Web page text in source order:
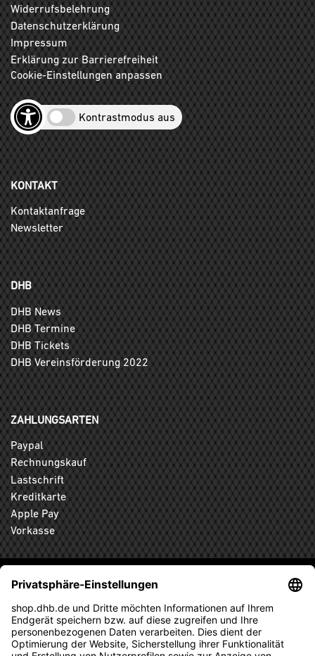
Widerrufsbelehrung
Datenschutzerklärung
Impressum
Erklärung zur Barrierefreiheit
Cookie-Einstellungen anpassen
Kontrastmodus aus
KONTAKT
Kontaktanfrage
Newsletter
DHB
DHB News
DHB Termine
DHB Tickets
DHB Vereinsförderung 2022
ZAHLUNGSARTEN
Paypal
Rechnungskauf
Lastschrift
Kreditkarte
Apple Pay
Vorkasse
ABONNIEREN SIE DEN KOSTENLOSEN DHB-FANSHOP
NEWSLETTER UND VERPASSEN SIE KEINE NEUIGKEIT ODER
AKTION MEHR.
ANMELDEN